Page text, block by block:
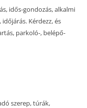
idős-gondozás, alkalmi
Kérdezz, és
parkoló-, belépő-
szerep, túrák,